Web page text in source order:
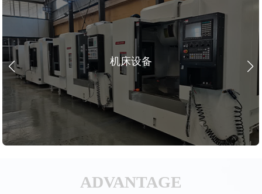
机床设备
ADVANTAGE